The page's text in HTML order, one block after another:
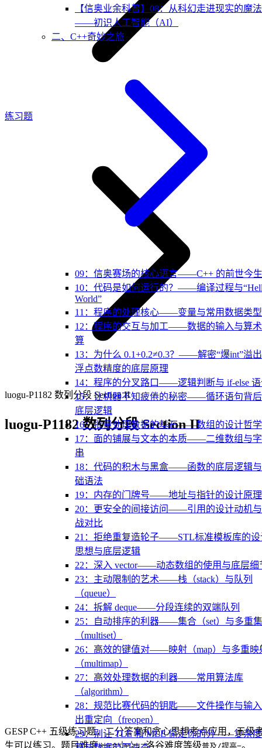
【信奥业余科普】08：从科幻走进现实的魔法
——初识人工智能（AI）
二、C++奇妙之旅
09：信奥赛场的核心语言——C++ 的前世今生
10：代码是如何运行的？——编译过程与
World”
11：程序的处理核心——变量与常用数据类型
12：程序的交互与加工——数据的输入与算
算
13：为什么 0.1+0.2≠0.3？——解密“爆int”溢
浮点数精度的底层原理
14：程序的分叉路口——逻辑判断与 if-else
15：让机器不知疲倦的秘密——循环语句背
底层逻辑
16：批量处理数据的基石——数组的设计哲学
17：面的铺展与文本的本质——二维数组与
串
18：代码的积木与黑盒——函数的底层逻辑
础语法
19：内存的门牌号——地址与指针的设计原理
20：更安全的间接访问——引用的设计动机
战对比
21：拒绝重复造轮子——STL标准模板库的设
思想与底层逻辑
22：深入 vector——动态数组的使用与底层细
23：主动限制的艺术——栈（stack）与队列
（queue）
24：拆解 deque——分段连续的双端队列
25：自动排序的利器——集合（set）与多重
（multiset）
26：高效的键值对——映射（map）与多重映
（multimap）
27：高效处理数据的利器——常用算法库
（algorithm）
28：规范比赛代码的钥匙——文件操作与输
出重定向（freopen）
29：别让 TLE 和 MLE 偷走你的分——复杂
练习题
luogu-P1182 数列分段 Section II
luogu-P1182 数列分段 Section II
GESP C++ 五级练习题，二分答案和贪心思想考点应用，五级
生可以练习。题目难度⭐⭐⭐☆☆，洛谷难度等级普及/提高−。